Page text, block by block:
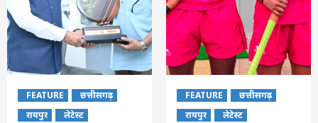
FEATURE
छत्तीसगढ़
रायपुर
लेटेस्ट
FEATURE
छत्तीसगढ़
रायपुर
लेटेस्ट